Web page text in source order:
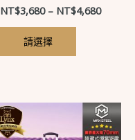
NT$3,680– NT$4,680
請選擇
選
選
此
產